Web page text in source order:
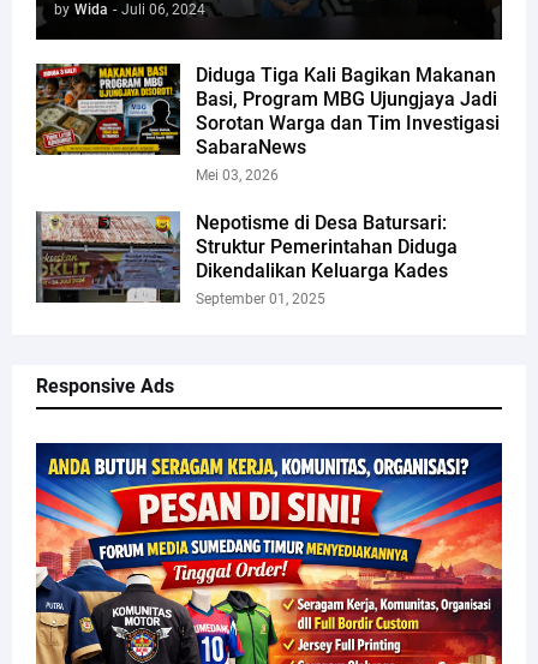
by Wida - Juli 06, 2024
Diduga Tiga Kali Bagikan Makanan
Basi, Program MBG Ujungjaya Jadi
Sorotan Warga dan Tim Investigasi
SabaraNews
Mei 03, 2026
Nepotisme di Desa Batursari:
Struktur Pemerintahan Diduga
Dikendalikan Keluarga Kades
September 01, 2025
Responsive Ads